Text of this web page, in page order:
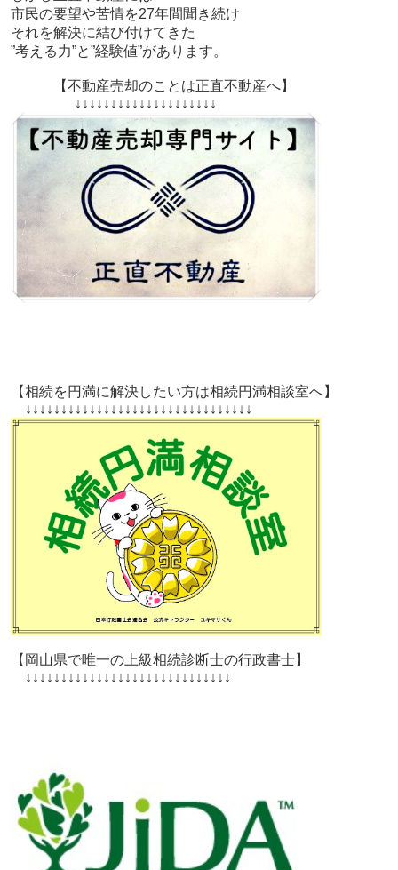
市民の要望や苦情を27年間聞き続け
それを解決に結び付けてきた
”考える力”と”経験値”があります。
【不動産売却のことは正直不動産へ】
↓↓↓↓↓↓↓↓↓↓↓↓↓↓↓↓↓↓↓↓
【相続を円満に解決したい方は相続円満相談室へ】
↓↓↓↓↓↓↓↓↓↓↓↓↓↓↓↓↓↓↓↓↓↓↓↓↓↓↓↓↓↓↓↓
【岡山県で唯一の上級相続診断士の行政書士】
↓↓↓↓↓↓↓↓↓↓↓↓↓↓↓↓↓↓↓↓↓↓↓↓↓↓↓↓↓